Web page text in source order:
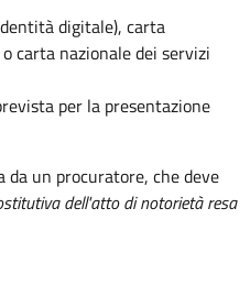
digitale), carta
carta nazionale dei servizi
per la presentazione
da un procuratore, che deve
dell'atto di notorietà resa